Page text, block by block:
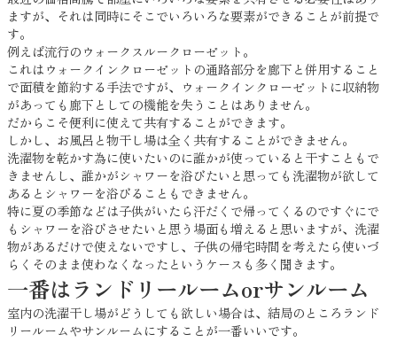
ますが、それは同時にそこでいろいろな要素ができることが前提で
す。
例えば流行のウォークスルークローゼット。
これはウォークインクローゼットの通路部分を廊下と併用すること
で面積を節約する手法ですが、ウォークインクローゼットに収納物
があっても廊下としての機能を失うことはありません。
だからこそ便利に使えて共有することができます。
しかし、お風呂と物干し場は全く共有することができません。
洗濯物を乾かす為に使いたいのに誰かが使っていると干すこともで
きませんし、誰かがシャワーを浴びたいと思っても洗濯物が欲して
あるとシャワーを浴びることもできません。
特に夏の季節などは子供がいたら汗だくで帰ってくるのですぐにで
もシャワーを浴びさせたいと思う場面も増えると思いますが、洗濯
物があるだけで使えないですし、子供の帰宅時間を考えたら使いづ
らくそのまま使わなくなったというケースも多く聞きます。
一番はランドリールームorサンルーム
室内の洗濯干し場がどうしても欲しい場合は、結局のところランド
リールームやサンルームにすることが一番いいです。